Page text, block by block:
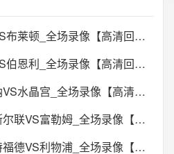
2026年05月24日 曼联VS布莱顿_全场录像【高清回放】
2026年05月24日 狼队VS伯恩利_全场录像【高清回放】
2026年05月24日 阿森纳VS水晶宫_全场录像【高清回放】
2026年05月24日 纽卡斯尔联VS富勒姆_全场录像【高清回放】
2026年05月24日 布伦特福德VS利物浦_全场录像【高清回放】